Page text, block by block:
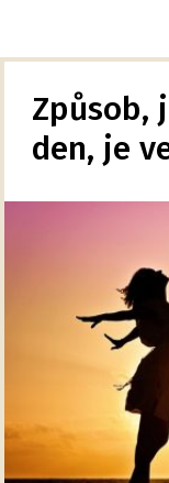
Způsob,
den, je